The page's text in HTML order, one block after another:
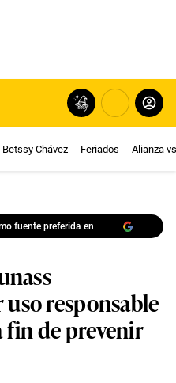
Betssy Chávez Feriados Alianza
fuente preferida en
responsable
fin de prevenir